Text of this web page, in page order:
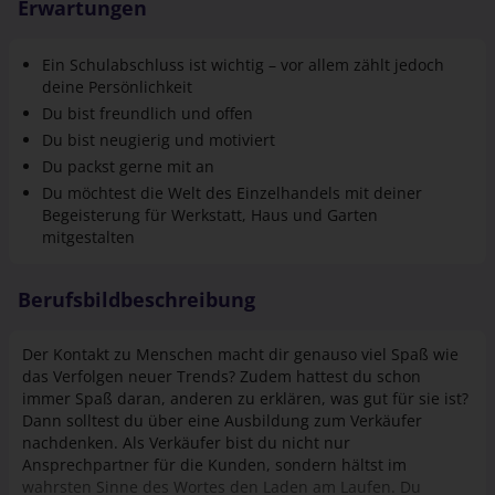
Ein Schulabschluss ist wichtig – vor allem zählt jedoch
Du bist freundlich und offen
Du bist neugierig und motiviert
Du packst gerne mit an
Du möchtest die Welt des Einzel­handels mit deiner
Begeisterung für Werkstatt, Haus und Garten
mitgestalten
Der Kontakt zu Menschen macht dir genauso viel Spaß wie
immer Spaß daran, anderen zu erklären, was gut für sie ist?
Dann solltest du über eine Ausbildung zum Verkäufer
nachdenken. Als Verkäufer bist du nicht nur
Ansprechpartner für die Kunden, sondern hältst im
wahrsten Sinne des Wortes den Laden am Laufen. Du
kümmerst dich um den Bestand der Waren und sorgst
Mehr anzeigen